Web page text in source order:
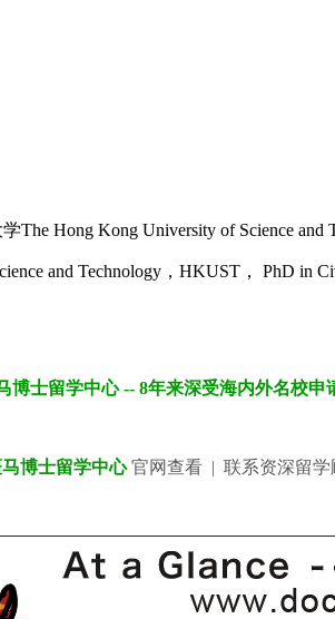
The Hong Kong University of Science
and Technology，HKUST， PhD in
博士留学中心 -- 8年来深受海内外名校
博士留学中心 官网查看 | 联系资深留学